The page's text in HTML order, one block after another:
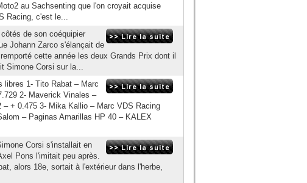
au Sachsenting que l'on croyait acquise
Racing, c'est le...
de son coéquipier
Johann Zarco s'élançait de
cette année les deux Grands Prix dont il
Simone Corsi sur la...
libres 1- Tito Rabat – Marc
2- Maverick Vinales –
+ 0.475 3- Mika Kallio – Marc VDS Racing
– Paginas Amarillas HP 40 – KALEX
Corsi s'installait en
Pons l'imitait peu après.
alors 18e, sortait à l'extérieur dans l'herbe,